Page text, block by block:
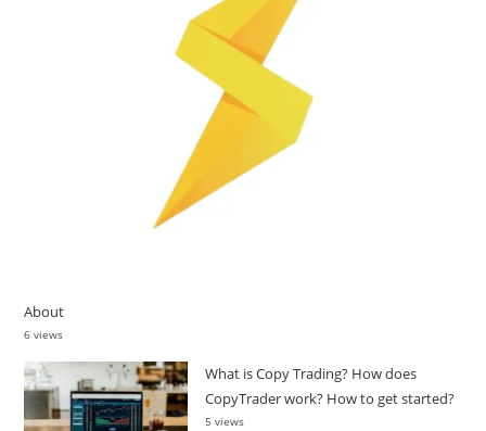
About
6 views
What is Copy Trading? How does
CopyTrader work? How to get started?
5 views